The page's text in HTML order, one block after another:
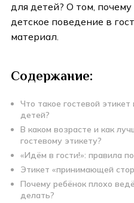
для детей? О том,
детское поведение в
материал.
Содержание:
Что такое гостевой
детей?
В каком возрасте и как
гостевому этикету?
«Идём в гости!»: правила
Этикет «принимающей
Почему ребёнок плохо
делать?